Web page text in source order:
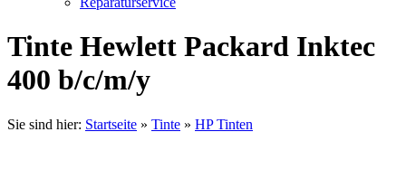
Tinte Hewlett Packard Inktec
400 b/c/m/y
Sie sind hier: Startseite » Tinte » HP Tinten